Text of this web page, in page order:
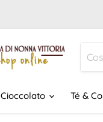
Cioccolato Té & Co